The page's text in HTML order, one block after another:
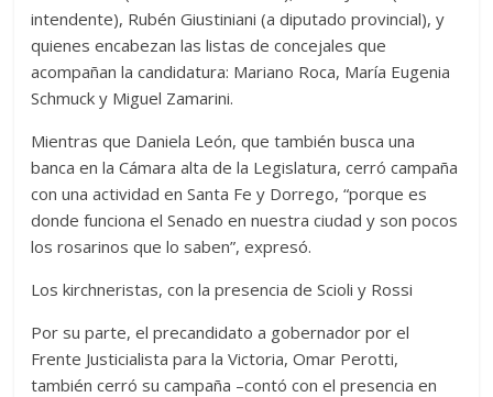
intendente), Rubén Giustiniani (a diputado provincial), y
quienes encabezan las listas de concejales que
acompañan la candidatura: Mariano Roca, María Eugenia
Schmuck y Miguel Zamarini.
Mientras que Daniela León, que también busca una
banca en la Cámara alta de la Legislatura, cerró campaña
con una actividad en Santa Fe y Dorrego, “porque es
donde funciona el Senado en nuestra ciudad y son pocos
los rosarinos que lo saben”, expresó.
Los kirchneristas, con la presencia de Scioli y Rossi
Por su parte, el precandidato a gobernador por el
Frente Justicialista para la Victoria, Omar Perotti,
también cerró su campaña –contó con el presencia en